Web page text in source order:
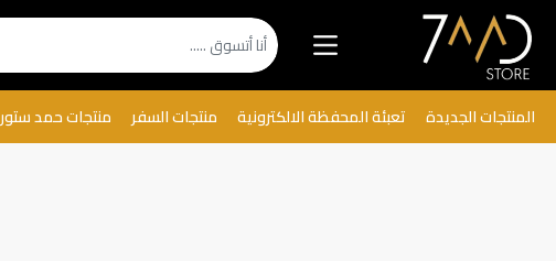
المنتجات الجديدة تعبئة المحفظة الالكترونية منتجات السفر منتجات حمد ستور